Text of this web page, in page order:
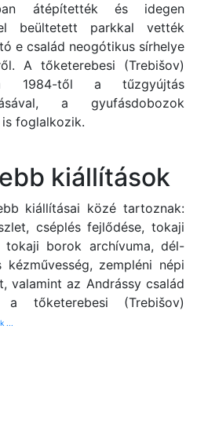
átépítették és idegen
beültetett parkkal vették
e család neogótikus sírhelye
A tőketerebesi (Trebišov)
1984-től a tűzgyújtás
a gyufásdobozok
foglalkozik.
kiállítások
kiállításai közé tartoznak:
cséplés fejlődése, tokaji
tokaji borok archívuma, dél-
kézművesség, zempléni népi
valamint az Andrássy család
a tőketerebesi (Trebišov)
...